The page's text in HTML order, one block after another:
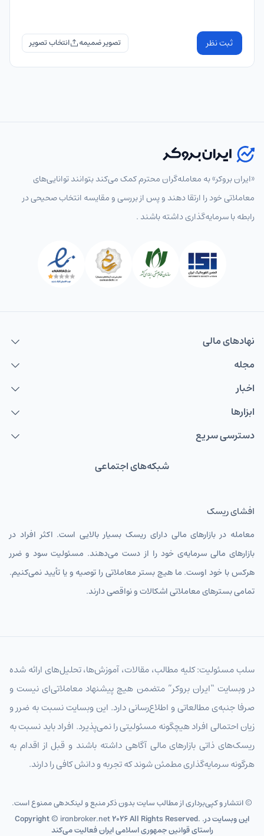
ثبت نظر تصویر ضمیمه
«ایران بروکر» به معامله‌گران محترم کمک می‌کند بتوانند توانایی‌های
معاملاتی خود را ارتقا دهند و پس از بررسی و مقایسه انتخاب‌ صحیحی در
رابطه با سرمایه‌گذاری داشته باشند .
نهاد‌های مالی
مجله
اخبار
ابزارها
دسترسی سریع
شبکه‌های اجتماعی
افشای ریسک
معامله در بازارهای مالی دارای ریسک بسیار بالایی است. اکثر افراد در
بازارهای مالی سرمایه‌ی خود را از دست می‌دهند. مسئولیت سود و ضرر
هرکس با خود اوست. ما هیچ بستر معاملاتی را توصیه و یا تأیید نمی‌کنیم.
تمامی بسترهای معاملاتی اشکالات و نواقصی دارند.
سلب مسئولیت: کلیه مطالب، مقالات، آموزش‌ها، تحلیل‌های ارائه شده
در وبسایت “ایران بروکر” متضمن هیچ پیشنهاد معاملاتی‌ای نیست و
صرفا جنبه‌ی مطالعاتی و اطلاع‌رسانی دارد. این وبسایت نسبت به ضرر و
زیان احتمالی افراد هیچگونه مسئولیتی را نمی‌پذیرد. افراد باید نسبت به
ریسک‌های ذاتی بازارهای مالی آگاهی داشته باشند و قبل از اقدام به
هرگونه سرمایه‌گذاری مطمئن شوند که تجربه و دانش کافی را دارند.
© انتشار و کپی‌برداری از مطالب سایت بدون ذکر منبع و لینک‌دهی ممنوع است.
Copyright © iranbroker.net2026 All Rights Reserved. .این وبسایت در
راستای قوانین جمهوری اسلامی ایران فعالیت می‌کند